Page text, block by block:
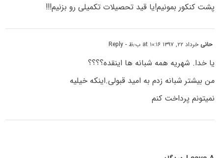
پشت کنکور بمونیم!یا قید تحصیلات تکمیلی رو بزنیم!!!
حانی خرداد ۲۲, ۱۳۹۷ at ۱۰:۱۶ ب٫ظ - Reply
یا خدا. شهریه همه شبانه ها اینقده؟؟؟؟
من بیشتر شبانه زدم به امید قبولی.اینکه خیلیه
نمیتونم پرداخت کنم